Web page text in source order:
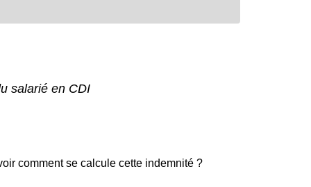
salarié en CDI
comment se calcule cette indemnité ?